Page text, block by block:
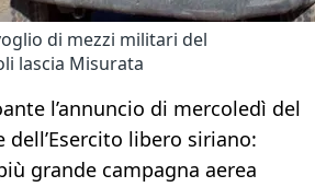
di mezzi militari del
lascia Misurata
l’annuncio di mercoledì del
dell’Esercito libero siriano:
grande campagna aerea